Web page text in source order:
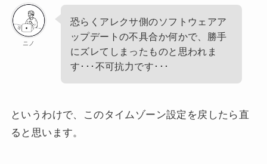
ニノ
恐らくアレクサ側のソフトウェアア
ップデートの不具合か何かで、勝手
にズレてしまったものと思われま
す･･･不可抗力です･･･
というわけで、このタイムゾーン設定を戻したら直
ると思います。